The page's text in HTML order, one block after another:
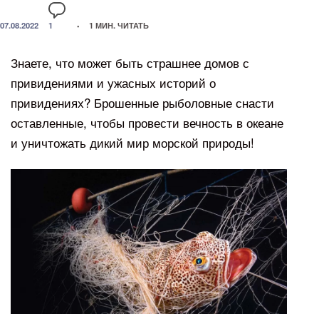
07.08.2022 1
И
ПРИЗРАЧНАЯ
1 МИН. ЧИТАТЬ
Знаете, что может быть страшнее домов с
привидениями и ужасных историй о
привидениях? Брошенные рыболовные снасти
оставленные, чтобы провести вечность в океане
и уничтожать дикий мир морской природы!